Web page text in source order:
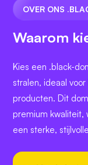
OVER ONS
Waarom
Kies een .black-
stralen, ideaal
producten. Dit
premium kwaliteit,
een sterke,